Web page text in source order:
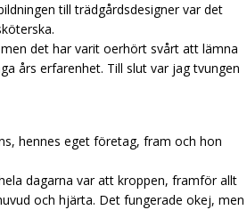
till trädgårdsdesigner var det
det har varit oerhört svårt att lämna
års erfarenhet. Till slut var jag tvungen
hennes eget företag, fram och hon
dagarna var att kroppen, framför allt
och hjärta. Det fungerade okej, men